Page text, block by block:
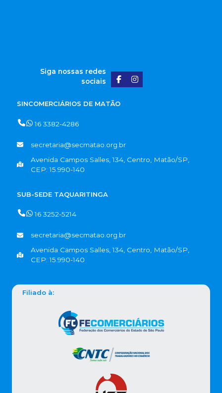
Siga nossas redes
sociais
SINCOMERCIÁRIOS DE MATÃO
16 3382-4286
secretaria@secmatao.org.br
Avenida Campos Salles, 134, Centro, Matão/SP,
CEP: 15.990-140
SUB-SEDE TAQUARITINGA
16 3252-5214
secretaria@secmatao.org.br
Avenida Campos Salles, 134, Centro, Matão/SP,
CEP: 15.990-140
Filiado à: